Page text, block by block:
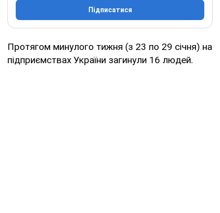
Підписатися
Протягом минулого тижня (з 23 по 29 січня) на
підприємствах України загинули 16 людей.